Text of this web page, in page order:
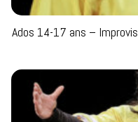
Ados 14-17 ans –